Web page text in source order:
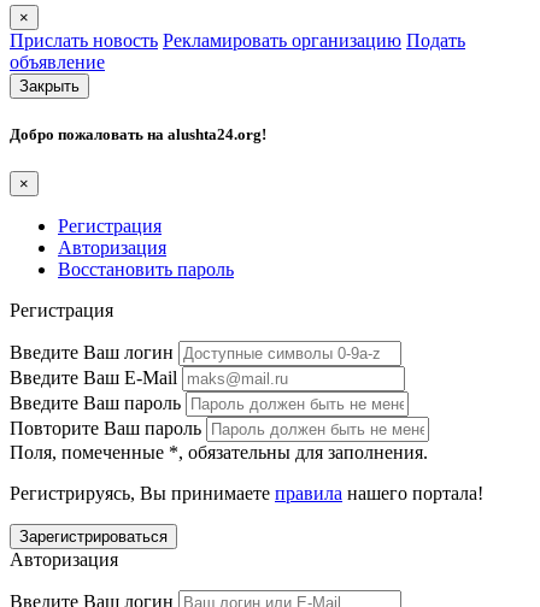
×
Прислать новость Рекламировать организацию Подать
объявление
Закрыть
Добро пожаловать на alushta24.org!
×
Регистрация
Авторизация
Восстановить пароль
Регистрация
Введите Ваш логин
Введите Ваш E-Mail
Введите Ваш пароль
Повторите Ваш пароль
Поля, помеченные *, обязательны для заполнения.
Регистрируясь, Вы принимаете правила нашего портала!
Авторизация
Введите Ваш логин